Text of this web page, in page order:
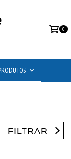
0
FILTRAR